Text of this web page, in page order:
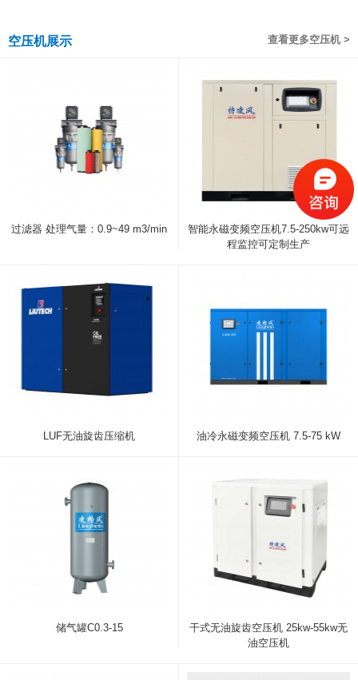
查看更多空压机 >
空压机展示
过滤器 处理气量：0.9~49 m3/min
智能永磁变频空压机7.5-250kw可远
程监控可定制生产
LUF无油旋齿压缩机 油冷永磁变频空压机 7.5-75 kW
储气罐C0.3-15
干式无油旋齿空压机 25kw-55kw无
油空压机